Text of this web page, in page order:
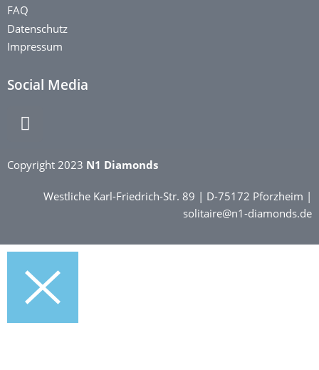
FAQ
Datenschutz
Impressum
Social Media
Copyright 2023 N1 Diamonds
Westliche Karl-Friedrich-Str. 89 | D-75172 Pforzheim |
solitaire@n1-diamonds.de